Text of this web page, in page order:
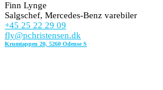
Finn Lynge
Salgschef, Mercedes-Benz varebiler
+45 25 22 29 09
fly@pchristensen.dk
Krumtappen 20, 5260 Odense S